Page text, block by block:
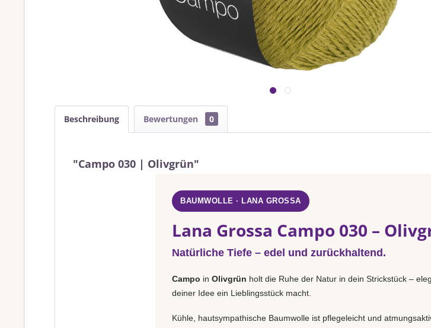
Beschreibung Bewertungen 0
"Campo 030 | Olivgrün"
BAUMWOLLE · LANA GROSSA
Lana Grossa Campo 030 –
Natürliche Tiefe – edel und zurückhaltend.
Campo in Olivgrün holt die Ruhe der Natur in dein Strickstück –
deiner Idee ein Lieblingsstück macht.
Kühle, hautsympathische Baumwolle ist pflegeleicht und